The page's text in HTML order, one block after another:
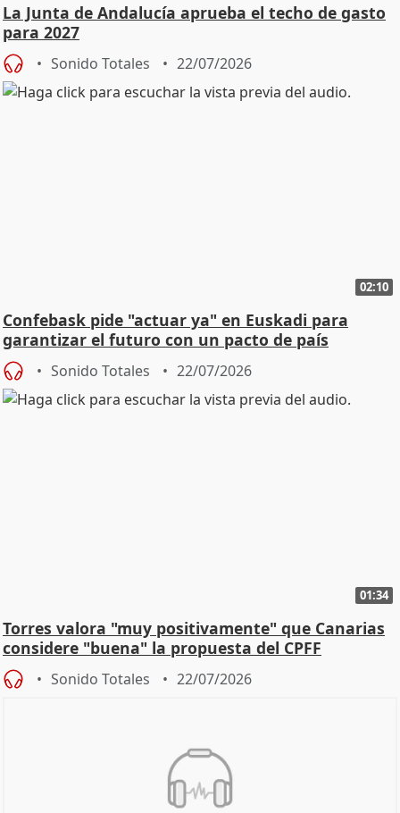
La Junta de Andalucía aprueba el techo de gasto
para 2027
Sonido Totales 22/07/2026
02:10
Confebask pide "actuar ya" en Euskadi para
garantizar el futuro con un pacto de país
Sonido Totales 22/07/2026
01:34
Torres valora "muy positivamente" que Canarias
considere "buena" la propuesta del CPFF
Sonido Totales 22/07/2026